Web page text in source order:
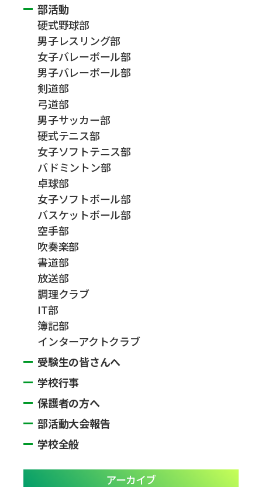
部活動
硬式野球部
男子レスリング部
女子バレーボール部
男子バレーボール部
剣道部
弓道部
男子サッカー部
硬式テニス部
女子ソフトテニス部
バドミントン部
卓球部
女子ソフトボール部
バスケットボール部
空手部
吹奏楽部
書道部
放送部
調理クラブ
IT部
簿記部
インターアクトクラブ
受験生の皆さんへ
学校行事
保護者の方へ
部活動大会報告
学校全般
アーカイブ